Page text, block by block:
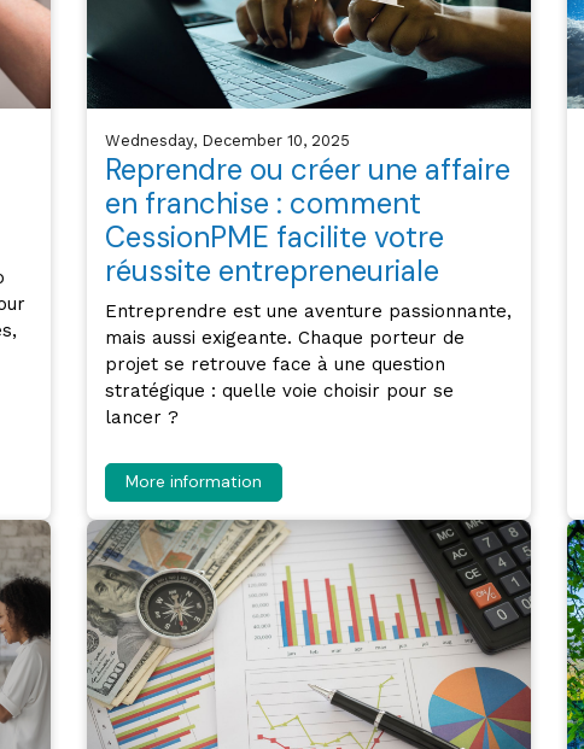
Wednesday, December 10, 2025
Reprendre ou créer une affaire
en franchise : comment
CessionPME facilite votre
réussite entrepreneuriale
Entreprendre est une aventure passionnante,
mais aussi exigeante. Chaque porteur de
projet se retrouve face à une question
stratégique : quelle voie choisir pour se
lancer ?
More information